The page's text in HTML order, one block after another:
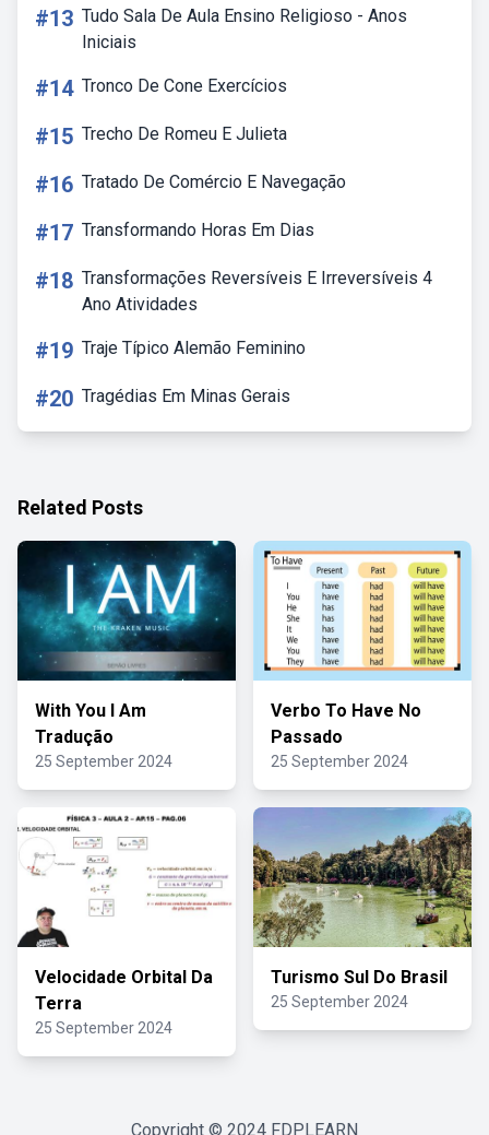
#13 Tudo Sala De Aula Ensino Religioso - Anos
Iniciais
#14 Tronco De Cone Exercícios
#15 Trecho De Romeu E Julieta
#16 Tratado De Comércio E Navegação
#17 Transformando Horas Em Dias
#18 Transformações Reversíveis E Irreversíveis 4
Ano Atividades
#19 Traje Típico Alemão Feminino
#20 Tragédias Em Minas Gerais
Related Posts
With You I Am
Tradução
25 September 2024
Verbo To Have No
Passado
25 September 2024
Velocidade Orbital Da
Terra
25 September 2024
Turismo Sul Do Brasil
25 September 2024
Copyright © 2024 FDPLEARN